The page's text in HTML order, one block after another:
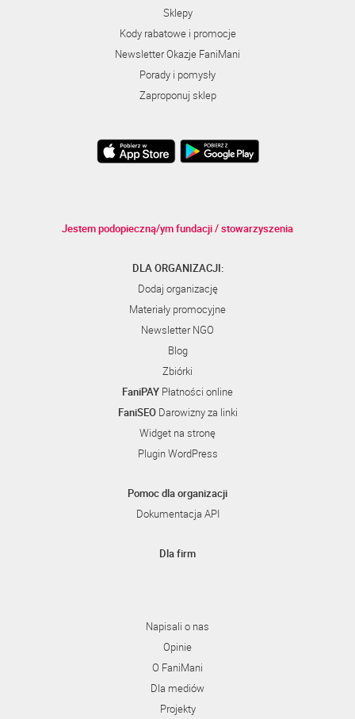
Sklepy
Kody rabatowe i promocje
Newsletter Okazje FaniMani
Porady i pomysły
Zaproponuj sklep
Jestem podopieczną/ym fundacji / stowarzyszenia
DLA ORGANIZACJI:
Dodaj organizację
Materiały promocyjne
Newsletter NGO
Blog
Zbiórki
FaniPAY Płatności online
FaniSEODarowizny za linki
Widget na stronę
Plugin WordPress
Pomoc dla organizacji
Dokumentacja API
Dla firm
Napisali o nas
Opinie
O FaniMani
Dla mediów
Projekty